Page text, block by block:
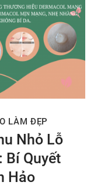
LÀM ĐẸP
Nhỏ Lỗ
Bí Quyết
Hảo